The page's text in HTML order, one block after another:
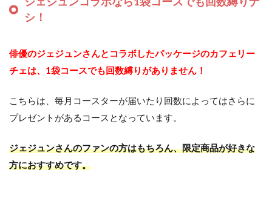
シ！
俳優のジェジュンさんとコラボしたパッケージのカフェリー
チェは、1袋コースでも回数縛りがありません！
こちらは、毎月コースターが届いたり回数によってはさらに
プレゼントがあるコースとなっています。
ジェジュンさんのファンの方はもちろん、限定商品が好きな
方におすすめです。